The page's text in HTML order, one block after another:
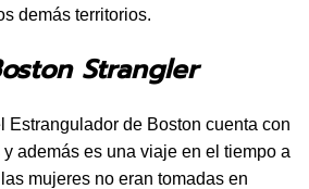
demás territorios.
Strangler
Estrangulador de Boston cuenta con
además es una viaje en el tiempo a
mujeres no eran tomadas en